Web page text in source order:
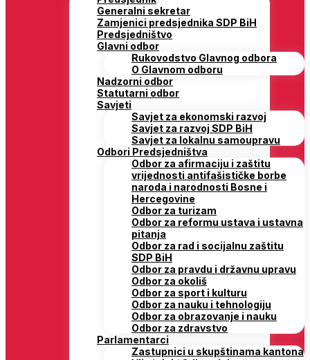
Generalni sekretar
Zamjenici predsjednika SDP BiH
Predsjedništvo
Glavni odbor
Rukovodstvo Glavnog odbora
O Glavnom odboru
Nadzorni odbor
Statutarni odbor
Savjeti
Savjet za ekonomski razvoj
Savjet za razvoj SDP BiH
Savjet za lokalnu samoupravu
Odbori Predsjedništva
Odbor za afirmaciju i zaštitu
vrijednosti antifašističke borbe
naroda i narodnosti Bosne i
Hercegovine
Odbor za turizam
Odbor za reformu ustava i ustavna
pitanja
Odbor za rad i socijalnu zaštitu
SDP BiH
Odbor za pravdu i državnu upravu
Odbor za okoliš
Odbor za sport i kulturu
Odbor za nauku i tehnologiju
Odbor za obrazovanje i nauku
Odbor za zdravstvo
Parlamentarci
Zastupnici u skupštinama kantona